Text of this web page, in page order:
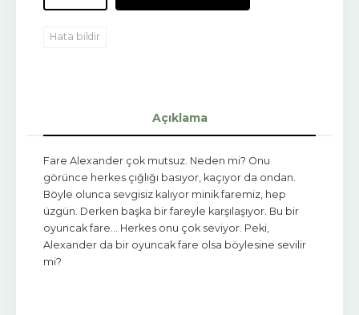
Hata bildir
Açıklama
Fare Alexander çok mutsuz. Neden mi? Onu
görünce herkes çığlığı basıyor, kaçıyor da ondan.
Böyle olunca sevgisiz kalıyor minik faremiz, hep
üzgün. Derken başka bir fareyle karşılaşıyor. Bu bir
oyuncak fare… Herkes onu çok seviyor. Peki,
Alexander da bir oyuncak fare olsa böylesine sevilir
mi?